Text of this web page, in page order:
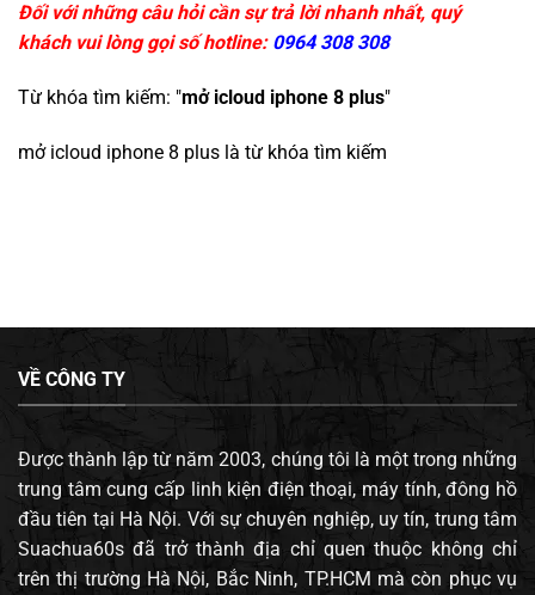
Đối với những câu hỏi cần sự trả lời nhanh nhất, quý
khách vui lòng gọi số hotline: 0964 308 308
Từ khóa tìm kiếm: "mở icloud iphone 8 plus"
mở icloud iphone 8 plus là từ khóa tìm kiếm
VỀ CÔNG TY
Được thành lập từ năm 2003, chúng tôi là một trong những
trung tâm cung cấp linh kiện điện thoại, máy tính, đông hồ
đầu tiên tại Hà Nội. Với sự chuyên nghiệp, uy tín, trung tâm
Suachua60s đã trở thành địa chỉ quen thuộc không chỉ
trên thị trường Hà Nội, Bắc Ninh, TP.HCM mà còn phục vụ